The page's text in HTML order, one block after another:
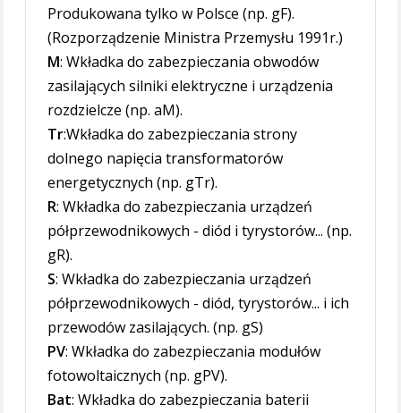
Produkowana tylko w Polsce (np. gF).
(Rozporządzenie Ministra Przemysłu 1991r.)
M: Wkładka do zabezpieczania obwodów
zasilających silniki elektryczne i urządzenia
rozdzielcze (np. aM).
Tr:Wkładka do zabezpieczania strony
dolnego napięcia transformatorów
energetycznych (np. gTr).
R: Wkładka do zabezpieczania urządzeń
półprzewodnikowych - diód i tyrystorów... (np.
gR).
S: Wkładka do zabezpieczania urządzeń
półprzewodnikowych - diód, tyrystorów... i ich
przewodów zasilających. (np. gS)
PV: Wkładka do zabezpieczania modułów
fotowoltaicznych (np. gPV).
Bat: Wkładka do zabezpieczania baterii